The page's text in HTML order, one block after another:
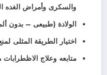
والسكرى وأمراض الغده
الولادة (طبيعى – بدون
اختيار الطريقة المثلى
متابعه وعلاج